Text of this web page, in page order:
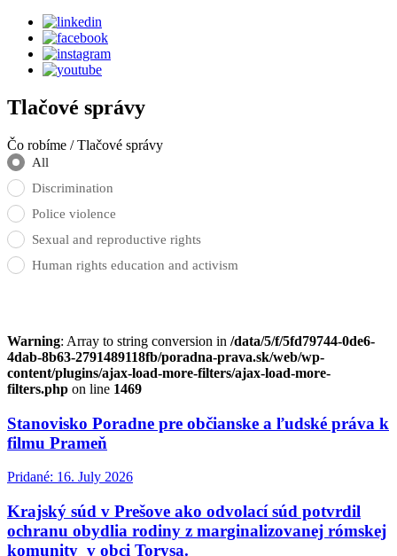
Tlačové správy
Čo robíme /Tlačové správy
All
Discrimination
Police violence
Sexual and reproductive rights
Human rights education and activism
Warning: Array to string conversion in /data/5/f/5fd79744-0de6-
4dab-8b63-2791489118fb/poradna-prava.sk/web/wp-
content/plugins/ajax-load-more-filters/ajax-load-more-
filters.php on line 1469
Stanovisko Poradne pre občianske a ľudské práva k
filmu Prameň
Pridané: 16. July 2026
Krajský súd v Prešove ako odvolací súd potvrdil
ochranu obydlia rodiny z marginalizovanej rómskej
komunity v obci Torysa.